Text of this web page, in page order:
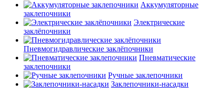
Аккумуляторные
заклепочники
Электрические
заклёпочники
Пневмогидравлические заклёпочники
Пневматические
заклепочники
Ручные заклепочники
Заклепочники-насадки